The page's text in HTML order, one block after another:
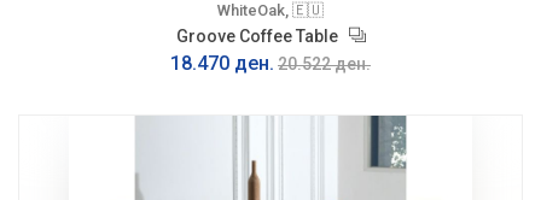
WhiteOak, 🇪🇺
Groove Coffee Table
18.470 ден. 20.522 ден.